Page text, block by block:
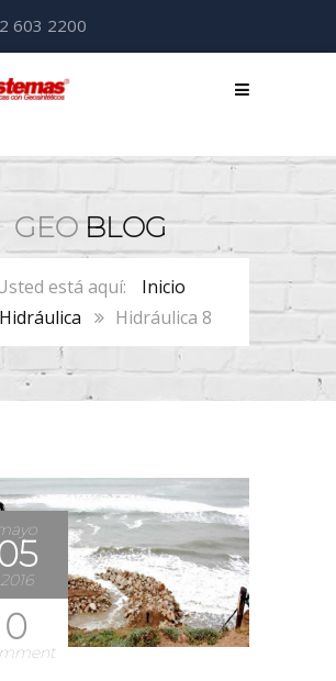
603 2200
GEOBLOG
Inicio
Hidráulica
Hidráulica 8
2016
0